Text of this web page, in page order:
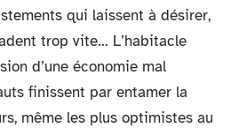
qui laissent à désirer,
trop vite… L’habitacle
d’une économie mal
finissent par entamer la
même les plus optimistes au